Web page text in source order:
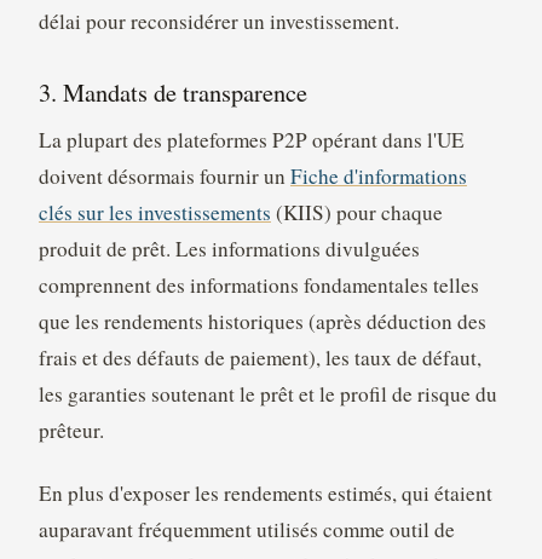
délai pour reconsidérer un investissement.
3. Mandats de transparence
La plupart des plateformes P2P opérant dans l'UE
doivent désormais fournir un Fiche d'informations
clés sur les investissements (KIIS) pour chaque
produit de prêt. Les informations divulguées
comprennent des informations fondamentales telles
que les rendements historiques (après déduction des
frais et des défauts de paiement), les taux de défaut,
les garanties soutenant le prêt et le profil de risque du
prêteur.
En plus d'exposer les rendements estimés, qui étaient
auparavant fréquemment utilisés comme outil de